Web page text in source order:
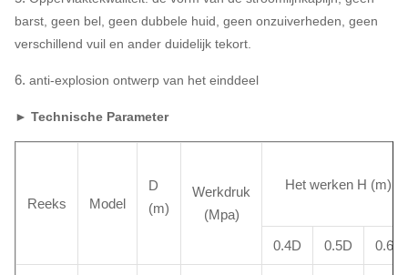
barst, geen bel, geen dubbele huid, geen onzuiverheden, geen
verschillend vuil en ander duidelijk tekort.
6. anti-explosion ontwerp van het einddeel
► Technische Parameter
Reeks Model
D
(m)
Werkdruk
(Mpa)
Het werken H (m)
0.4D 0.5D 0.6D